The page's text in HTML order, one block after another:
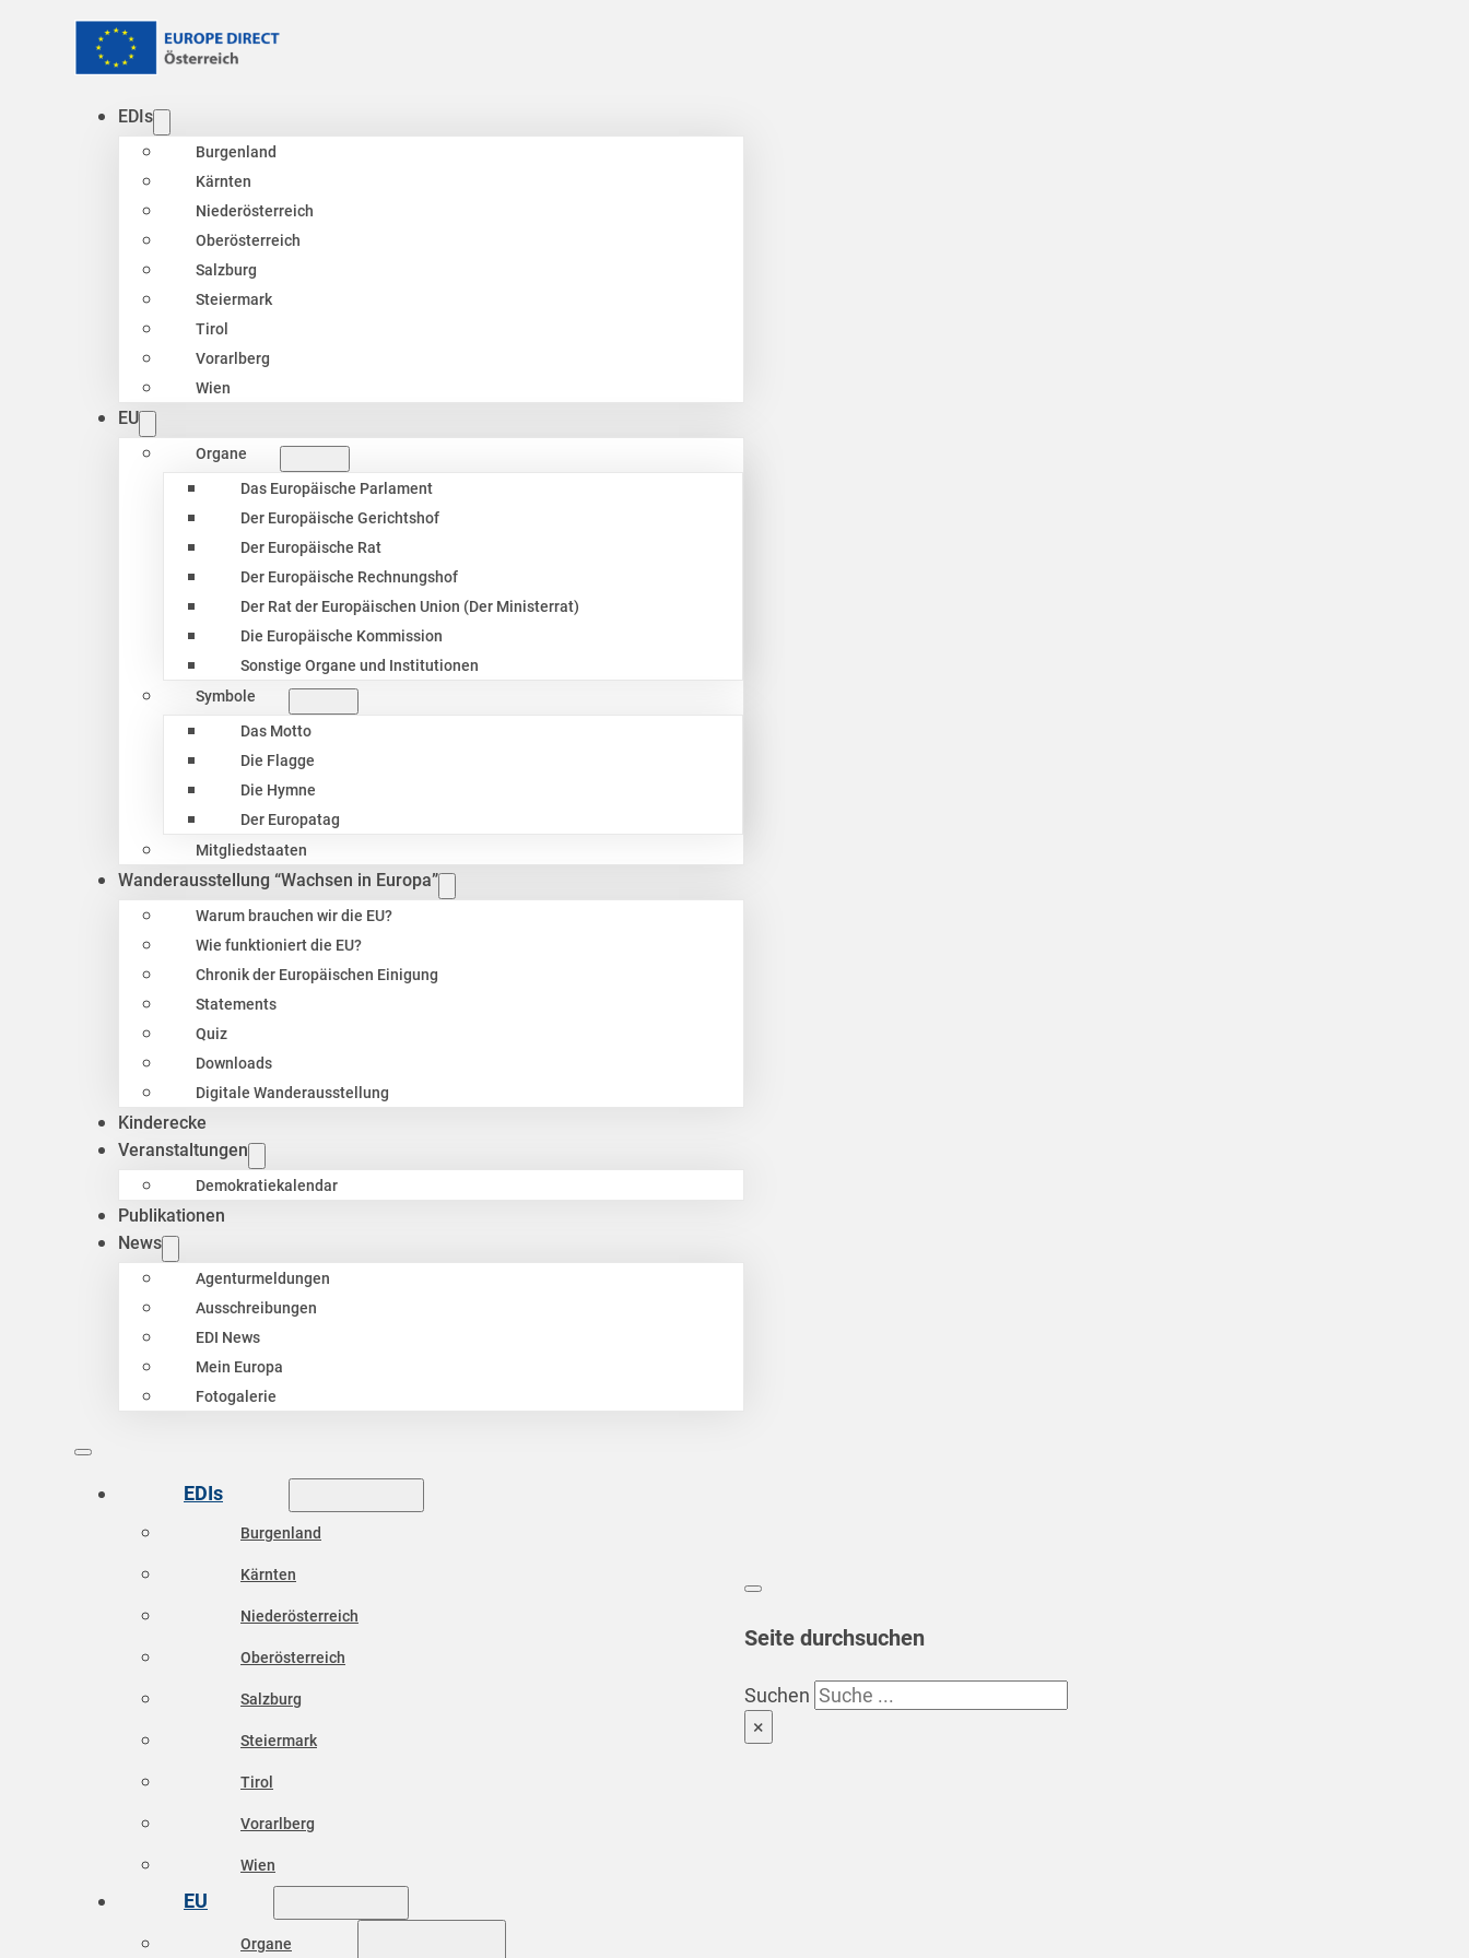
EDIs
Burgenland
Kärnten
Niederösterreich
Oberösterreich
Salzburg
Steiermark
Tirol
Vorarlberg
Wien
EU
Organe
Das Europäische Parlament
Der Europäische Gerichtshof
Der Europäische Rat
Der Europäische Rechnungshof
Der Rat der Europäischen Union (Der Ministerrat)
Die Europäische Kommission
Sonstige Organe und Institutionen
Symbole
Das Motto
Die Flagge
Die Hymne
Der Europatag
Mitgliedstaaten
Wanderausstellung “Wachsen in Europa”
Warum brauchen wir die EU?
Wie funktioniert die EU?
Chronik der Europäischen Einigung
Statements
Quiz
Downloads
Digitale Wanderausstellung
Kinderecke
Veranstaltungen
Demokratiekalendar
Publikationen
News
Agenturmeldungen
Ausschreibungen
EDI News
Mein Europa
Fotogalerie
EDIs
Burgenland
Kärnten
Niederösterreich
Oberösterreich
Salzburg
Steiermark
Tirol
Vorarlberg
Wien
EU
Organe
Seite durchsuchen
Suchen
×